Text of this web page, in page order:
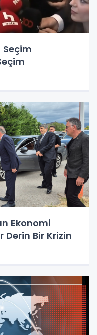
Seçim
Ekonomi
Derin Bir Krizin